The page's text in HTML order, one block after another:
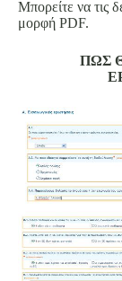
Μπορείτε να τις
μορφή PDF.
ΠΩΣ